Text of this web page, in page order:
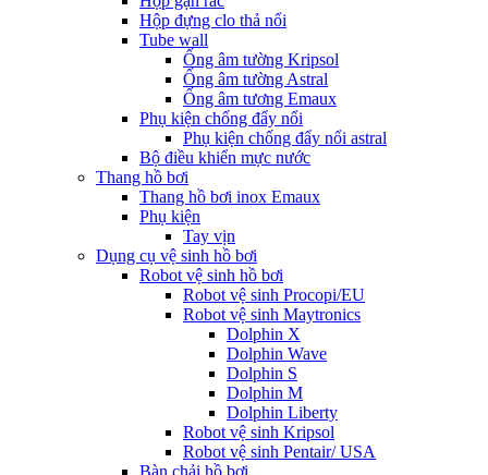
Hộp đựng clo thả nổi
Tube wall
Ống âm tường Kripsol
Ống âm tường Astral
Ống âm tương Emaux
Phụ kiện chống đẩy nổi
Phụ kiện chống đẩy nổi astral
Bộ điều khiển mực nước
Thang hồ bơi
Thang hồ bơi inox Emaux
Phụ kiện
Tay vịn
Dụng cụ vệ sinh hồ bơi
Robot vệ sinh hồ bơi
Robot vệ sinh Procopi/EU
Robot vệ sinh Maytronics
Dolphin X
Dolphin Wave
Dolphin S
Dolphin M
Dolphin Liberty
Robot vệ sinh Kripsol
Robot vệ sinh Pentair/ USA
Bàn chải hồ bơi